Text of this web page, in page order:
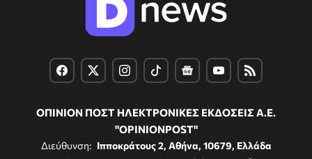
ΟΠΙΝΙΟΝ ΠΟΣΤ ΗΛΕΚΤΡΟΝΙΚΕΣ ΕΚΔΟΣΕΙΣ Α.Ε.
"OPINIONPOST"
Διεύθυνση: Ιπποκράτους 2, Αθήνα, 10679, Ελλάδα